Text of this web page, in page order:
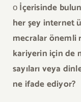
οİçerisinde
her şey internet
mecralar önemli
kariyerin için de
sayıları veya
ne ifade ediyor?